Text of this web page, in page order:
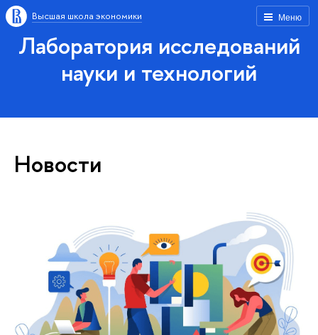
Меню
Высшая школа экономики
Лаборатория исследований
науки и технологий
Новости